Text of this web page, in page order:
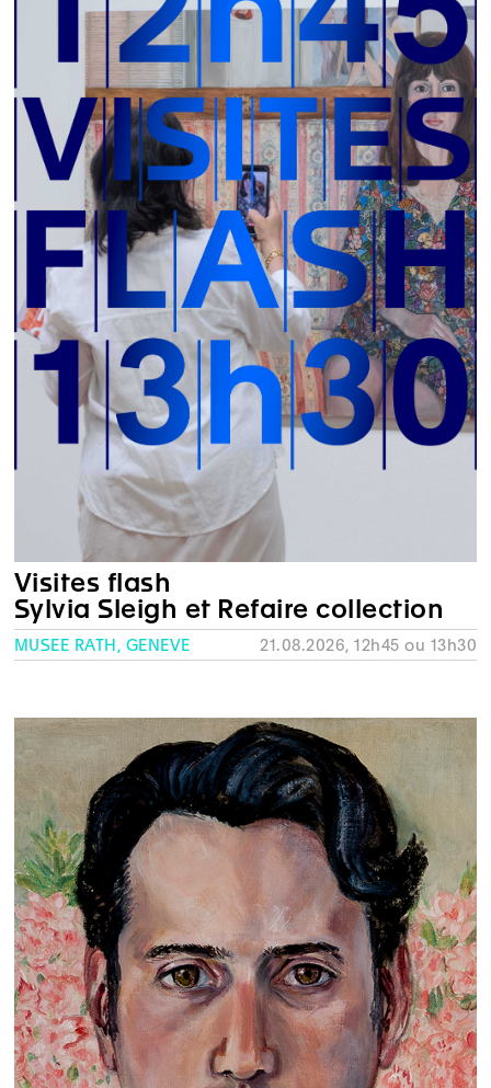
Visites flash
Sylvia Sleigh et Refaire collection
MUSÉE RATH, GENÈVE 21.08.2026, 12h45 ou 13h30